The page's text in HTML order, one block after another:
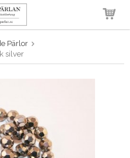
tillagd i
Pärlor
silver